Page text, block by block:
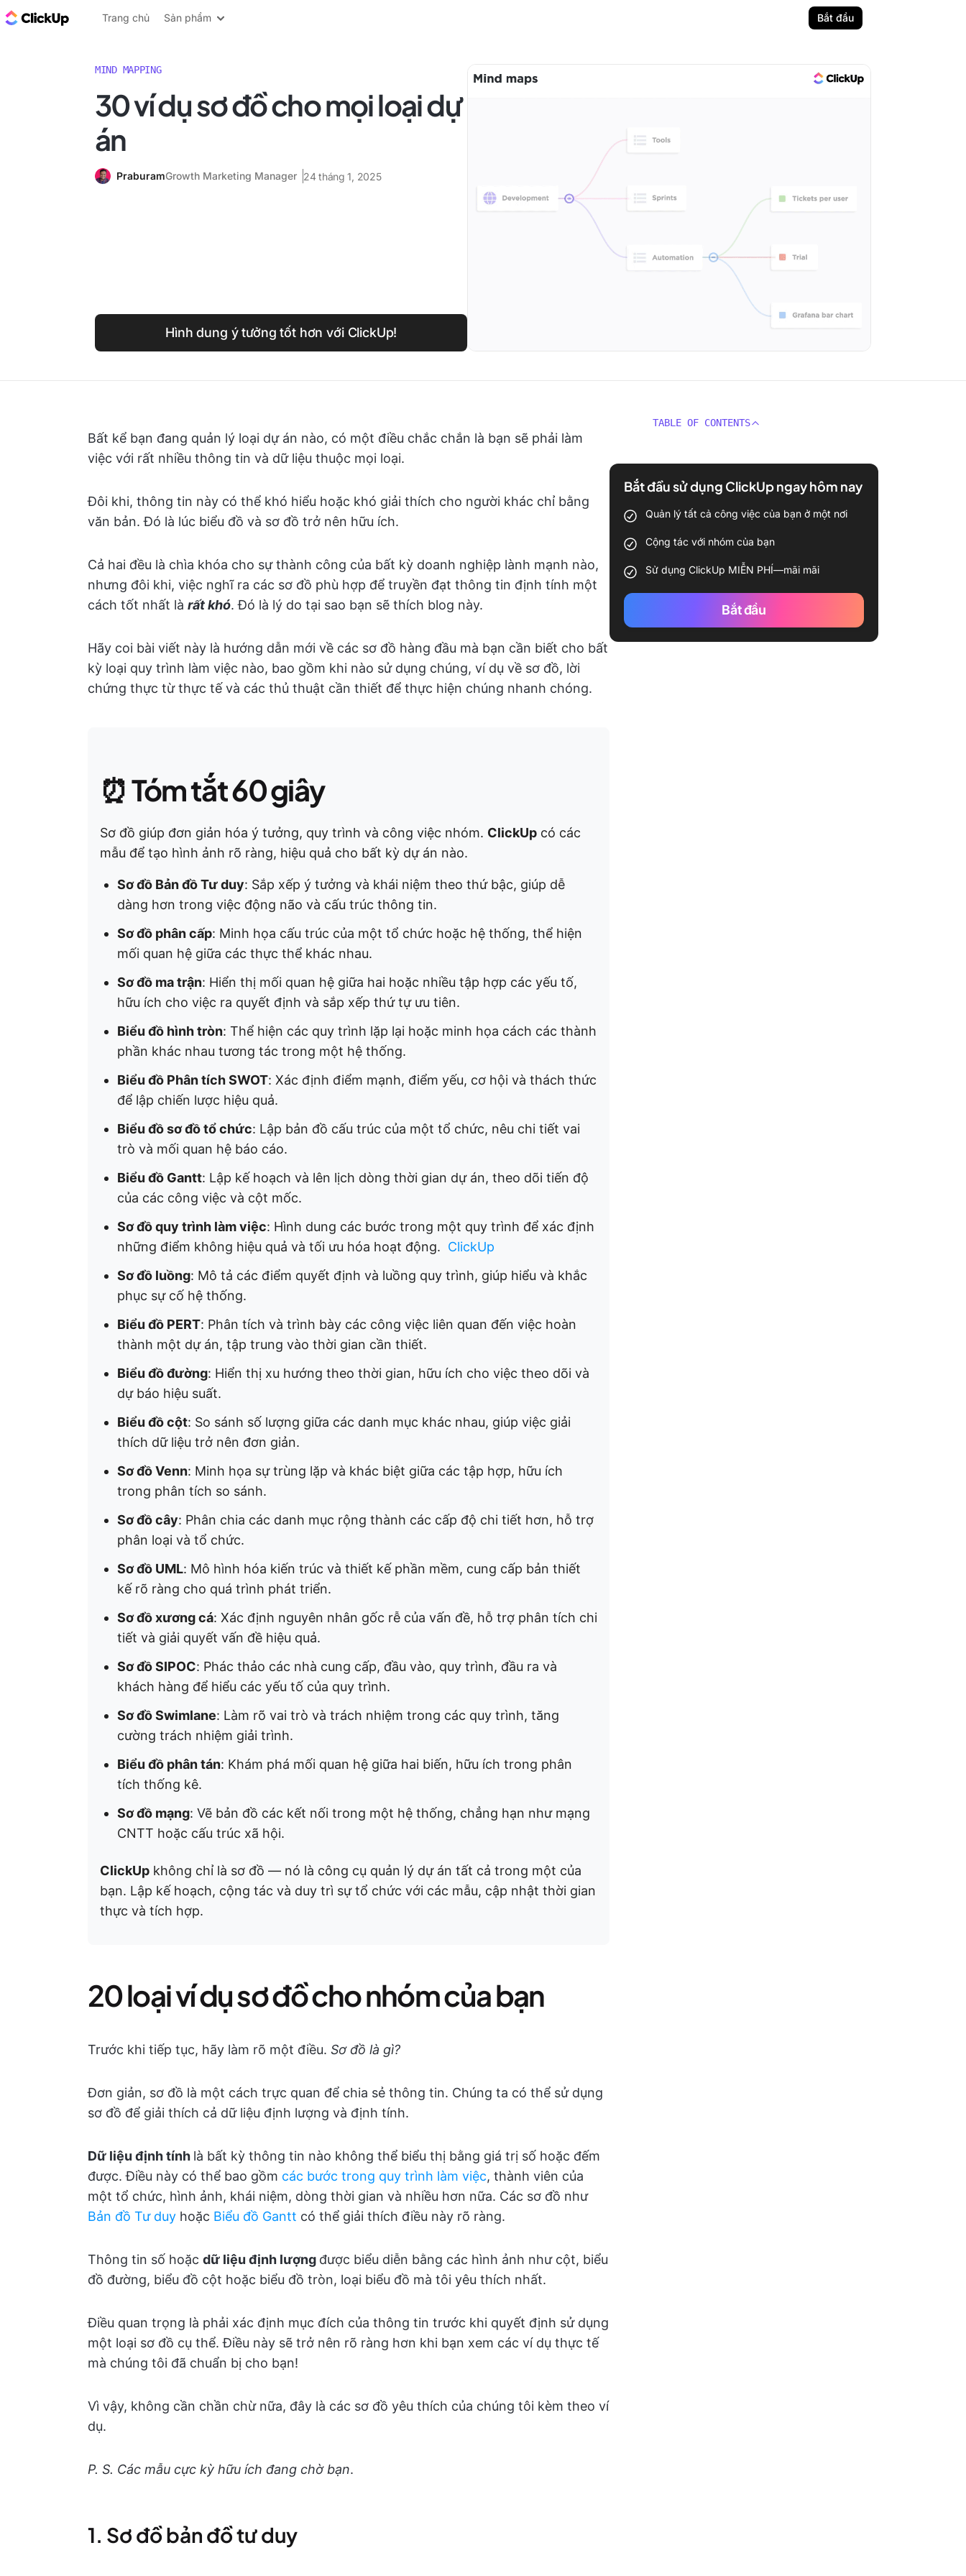
ClickUp Blog
Trang chủ Sản phẩm Bắt đầu
MIND MAPPING
30 ví dụ sơ đồ cho mọi loại dự
án
PraburamGrowth Marketing Manager 24 tháng 1, 2025
Hình dung ý tưởng tốt hơn với ClickUp!
Bất kể bạn đang quản lý loại dự án nào, có một điều chắc chắn là bạn sẽ phải làm
việc với rất nhiều thông tin và dữ liệu thuộc mọi loại.
Đôi khi, thông tin này có thể khó hiểu hoặc khó giải thích cho người khác chỉ bằng
văn bản. Đó là lúc biểu đồ và sơ đồ trở nên hữu ích.
Cả hai đều là chìa khóa cho sự thành công của bất kỳ doanh nghiệp lành mạnh nào,
nhưng đôi khi, việc nghĩ ra các sơ đồ phù hợp để truyền đạt thông tin định tính một
cách tốt nhất là rất khó. Đó là lý do tại sao bạn sẽ thích blog này.
Hãy coi bài viết này là hướng dẫn mới về các sơ đồ hàng đầu mà bạn cần biết cho bất
kỳ loại quy trình làm việc nào, bao gồm khi nào sử dụng chúng, ví dụ về sơ đồ, lời
chứng thực từ thực tế và các thủ thuật cần thiết để thực hiện chúng nhanh chóng.
⏰Tóm tắt 60 giây
Sơ đồ giúp đơn giản hóa ý tưởng, quy trình và công việc nhóm. ClickUp có các
mẫu để tạo hình ảnh rõ ràng, hiệu quả cho bất kỳ dự án nào.
Sơ đồ Bản đồ Tư duy: Sắp xếp ý tưởng và khái niệm theo thứ bậc, giúp dễ
dàng hơn trong việc động não và cấu trúc thông tin. ​
Sơ đồ phân cấp: Minh họa cấu trúc của một tổ chức hoặc hệ thống, thể hiện
mối quan hệ giữa các thực thể khác nhau. ​
Sơ đồ ma trận: Hiển thị mối quan hệ giữa hai hoặc nhiều tập hợp các yếu tố,
hữu ích cho việc ra quyết định và sắp xếp thứ tự ưu tiên. ​
Biểu đồ hình tròn: Thể hiện các quy trình lặp lại hoặc minh họa cách các thành
phần khác nhau tương tác trong một hệ thống. ​
Biểu đồ Phân tích SWOT: Xác định điểm mạnh, điểm yếu, cơ hội và thách thức
để lập chiến lược hiệu quả. ​
Biểu đồ sơ đồ tổ chức: Lập bản đồ cấu trúc của một tổ chức, nêu chi tiết vai
trò và mối quan hệ báo cáo. ​
Biểu đồ Gantt: Lập kế hoạch và lên lịch dòng thời gian dự án, theo dõi tiến độ
của các công việc và cột mốc. ​
Sơ đồ quy trình làm việc: Hình dung các bước trong một quy trình để xác định
những điểm không hiệu quả và tối ưu hóa hoạt động. ​ ClickUp
Sơ đồ luồng: Mô tả các điểm quyết định và luồng quy trình, giúp hiểu và khắc
phục sự cố hệ thống. ​
Biểu đồ PERT: Phân tích và trình bày các công việc liên quan đến việc hoàn
thành một dự án, tập trung vào thời gian cần thiết. ​
Biểu đồ đường: Hiển thị xu hướng theo thời gian, hữu ích cho việc theo dõi và
dự báo hiệu suất. ​
Biểu đồ cột: So sánh số lượng giữa các danh mục khác nhau, giúp việc giải
thích dữ liệu trở nên đơn giản. ​
Sơ đồ Venn: Minh họa sự trùng lặp và khác biệt giữa các tập hợp, hữu ích
trong phân tích so sánh. ​
Sơ đồ cây: Phân chia các danh mục rộng thành các cấp độ chi tiết hơn, hỗ trợ
phân loại và tổ chức. ​
Sơ đồ UML: Mô hình hóa kiến trúc và thiết kế phần mềm, cung cấp bản thiết
kế rõ ràng cho quá trình phát triển. ​
Sơ đồ xương cá: Xác định nguyên nhân gốc rễ của vấn đề, hỗ trợ phân tích chi
tiết và giải quyết vấn đề hiệu quả. ​
Sơ đồ SIPOC: Phác thảo các nhà cung cấp, đầu vào, quy trình, đầu ra và
khách hàng để hiểu các yếu tố của quy trình. ​
Sơ đồ Swimlane: Làm rõ vai trò và trách nhiệm trong các quy trình, tăng
cường trách nhiệm giải trình. ​
Biểu đồ phân tán: Khám phá mối quan hệ giữa hai biến, hữu ích trong phân
tích thống kê. ​
Sơ đồ mạng: Vẽ bản đồ các kết nối trong một hệ thống, chẳng hạn như mạng
CNTT hoặc cấu trúc xã hội.
ClickUp không chỉ là sơ đồ — nó là công cụ quản lý dự án tất cả trong một của
bạn. Lập kế hoạch, cộng tác và duy trì sự tổ chức với các mẫu, cập nhật thời gian
thực và tích hợp.
20 loại ví dụ sơ đồ cho nhóm của bạn
Trước khi tiếp tục, hãy làm rõ một điều. Sơ đồ là gì?
Đơn giản, sơ đồ là một cách trực quan để chia sẻ thông tin. Chúng ta có thể sử dụng
sơ đồ để giải thích cả dữ liệu định lượng và định tính.
Dữ liệu định tính là bất kỳ thông tin nào không thể biểu thị bằng giá trị số hoặc đếm
được. Điều này có thể bao gồm các bước trong quy trình làm việc, thành viên của
một tổ chức, hình ảnh, khái niệm, dòng thời gian và nhiều hơn nữa. Các sơ đồ như
Bản đồ Tư duy hoặc Biểu đồ Gantt có thể giải thích điều này rõ ràng.
Thông tin số hoặc dữ liệu định lượng được biểu diễn bằng các hình ảnh như cột, biểu
đồ đường, biểu đồ cột hoặc biểu đồ tròn, loại biểu đồ mà tôi yêu thích nhất.
Điều quan trọng là phải xác định mục đích của thông tin trước khi quyết định sử dụng
một loại sơ đồ cụ thể. Điều này sẽ trở nên rõ ràng hơn khi bạn xem các ví dụ thực tế
mà chúng tôi đã chuẩn bị cho bạn!
Vì vậy, không cần chần chừ nữa, đây là các sơ đồ yêu thích của chúng tôi kèm theo ví
dụ.
P. S. Các mẫu cực kỳ hữu ích đang chờ bạn.
1. Sơ đồ bản đồ tư duy
TABLE OF CONTENTS
Bắt đầu sử dụng ClickUp ngay hôm nay
Quản lý tất cả công việc của bạn ở một nơi
Cộng tác với nhóm của bạn
Sử dụng ClickUp MIỄN PHÍ—mãi mãi
Bắt đầu